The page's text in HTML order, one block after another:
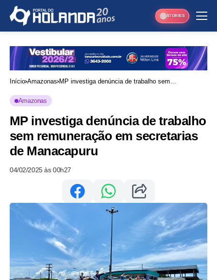
STORIES
Início Amazonas MP investiga denúncia de trabalho sem
Amazonas
MP investiga denúncia de trabalho
sem remuneração em secretarias
de Manacapuru
04/02/2025 às 00h27